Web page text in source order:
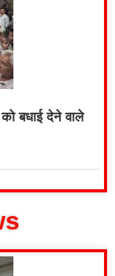
बधाई देने वाले